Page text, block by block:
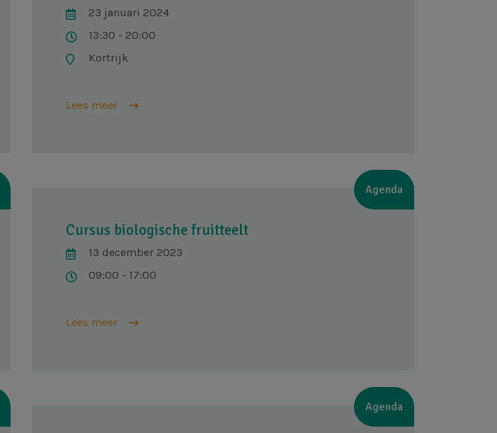
23 januari 2024
13:30 - 20:00
Kortrijk
Lees meer
Agenda
Cursus biologische fruitteelt
13 december 2023
09:00 - 17:00
Lees meer
Agenda